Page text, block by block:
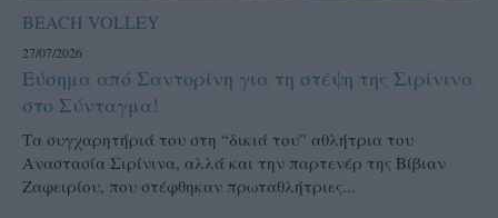
BEACH VOLLEY
27/07/2026
Εύσημα από Σαντορίνη για τη στέψη της Σιρίνινα
στο Σύνταγμα!
Τα συγχαρητήριά του στη “δικιά του” αθλήτρια του
Αναστασία Σιρίνινα, αλλά και την παρτενέρ της Βίβιαν
Ζαφειρίου, που στέφθηκαν πρωταθλήτριες...